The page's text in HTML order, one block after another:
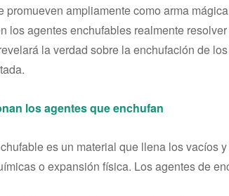
promueven ampliamente como arma
los agentes enchufables realmente
la verdad sobre la enchufación de
los agentes que enchufan
es un material que llena los vacíos
o expansión física. Los agentes de